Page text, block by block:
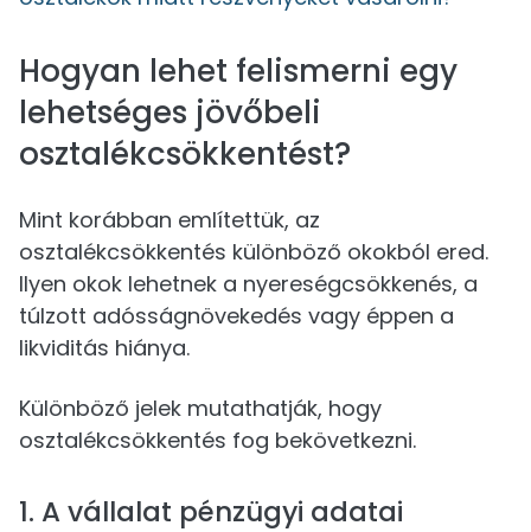
Hogyan lehet felismerni egy
lehetséges jövőbeli
osztalékcsökkentést?
Mint korábban említettük, az
osztalékcsökkentés különböző okokból ered.
Ilyen okok lehetnek a nyereségcsökkenés, a
túlzott adósságnövekedés vagy éppen a
likviditás hiánya.
Különböző jelek mutathatják, hogy
osztalékcsökkentés fog bekövetkezni.
1. A vállalat pénzügyi adatai